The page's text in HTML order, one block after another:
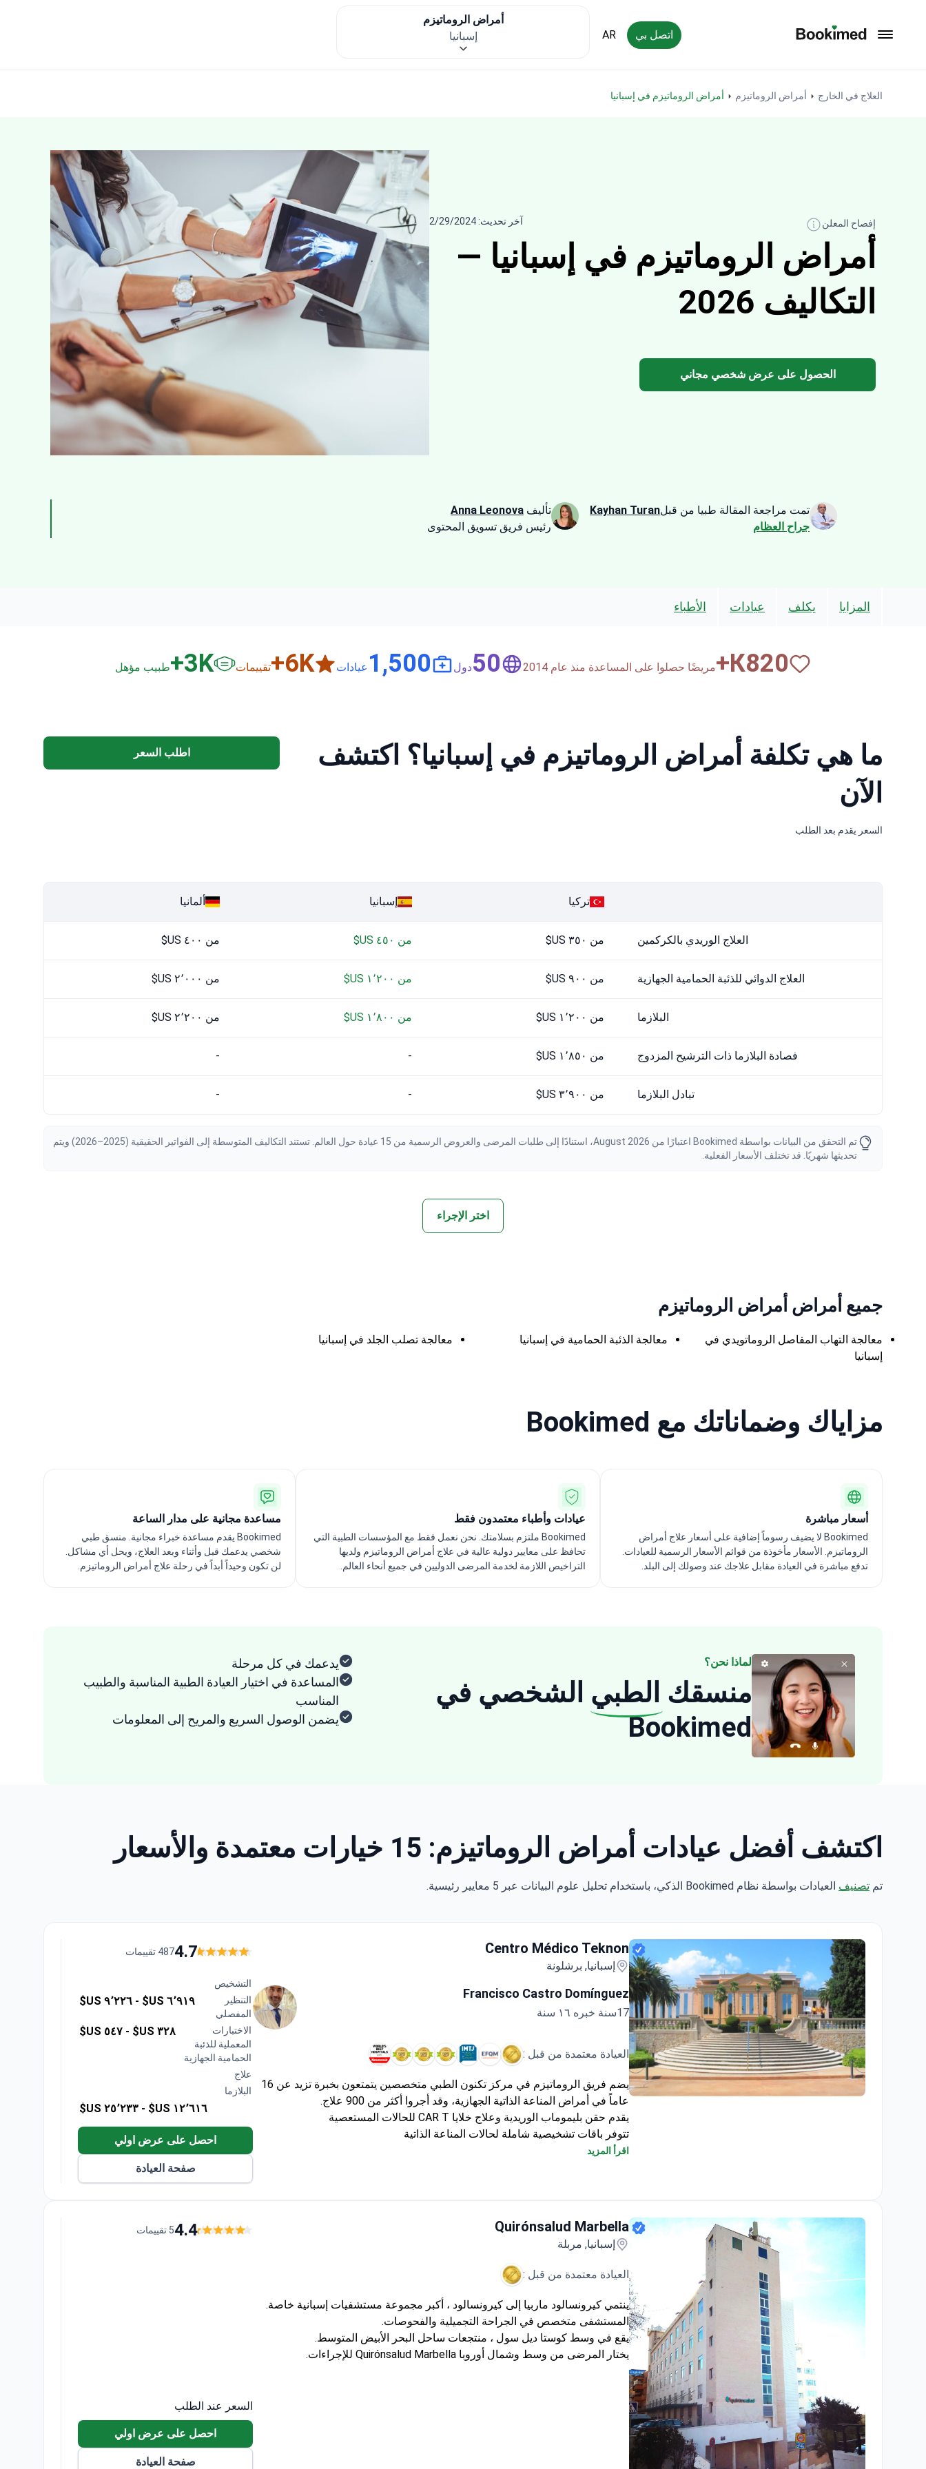
اتصل بي AR
العلاج في الخارج أمراض الروماتيزم أمراض الروماتيزم في إسبانيا
أمراض الروماتيزم
إسبانيا
إفصاح المعلن آخر تحديث: 2/29/2024
أمراض الروماتيزم في إسبانيا —
التكاليف 2026
الحصول على عرض شخصي مجاني
تمت مراجعة المقالة طبيا من قبلKayhan Turan
جراح العظام
تأليف Anna Leonova
رئيس فريق تسويق المحتوى
المزايا يكلف عيادات الأطباء
820
К+ مريضًا حصلوا على المساعدة منذ عام 2014 50دول 1,500 عيادات 6K+ تقييمات 3K+ طبيب مؤهل
ما هي تكلفة أمراض الروماتيزم في إسبانيا؟ اكتشف
الآن
السعر يقدم بعد الطلب
اطلب السعر
تركيا إسبانيا ألمانيا
العلاج الوريدي بالكركمين من ٣٥٠ US$ من ٤٥٠ US$ من ٤٠٠ US$
العلاج الدوائي للذئبة الحمامية الجهازية من ٩٠٠ US$ من ١٬٢٠٠ US$ من ٢٬٠٠٠ US$
البلازما من ١٬٢٠٠ US$ من ١٬٨٠٠ US$ من ٢٬٢٠٠ US$
فصادة البلازما ذات الترشيح المزدوج من ١٬٨٥٠ US$ -
-
تبادل البلازما من ٣٬٩٠٠ US$ -
-
تم التحقق من البيانات بواسطة Bookimed اعتبارًا من August 2026، استنادًا إلى طلبات المرضى والعروض الرسمية من 15 عيادة حول العالم. تستند التكاليف المتوسطة إلى الفواتير الحقيقية (2025–2026) ويتم
تحديثها شهريًا. قد تختلف الأسعار الفعلية.
اختر الإجراء
جميع أمراض أمراض الروماتيزم
معالجة التهاب المفاصل الروماتويدي في
إسبانيا
معالجة الذئبة الحمامية في إسبانيا معالجة تصلب الجلد في إسبانيا
مزاياك وضماناتك مع Bookimed
أسعار مباشرة
Bookimed لا يضيف رسوماً إضافية على أسعار علاج أمراض
الروماتيزم. الأسعار مأخوذة من قوائم الأسعار الرسمية للعيادات.
تدفع مباشرة في العيادة مقابل علاجك عند وصولك إلى البلد.
عيادات وأطباء معتمدون فقط
Bookimed ملتزم بسلامتك. نحن نعمل فقط مع المؤسسات الطبية التي
تحافظ على معايير دولية عالية في علاج أمراض الروماتيزم ولديها
التراخيص اللازمة لخدمة المرضى الدوليين في جميع أنحاء العالم.
مساعدة مجانية على مدار الساعة
Bookimed يقدم مساعدة خبراء مجانية. منسق طبي
شخصي يدعمك قبل وأثناء وبعد العلاج، ويحل أي مشاكل.
لن تكون وحيداً أبداً في رحلة علاج أمراض الروماتيزم.
لماذا نحن؟
منسقك الطبي الشخصي في
Bookimed
يدعمك في كل مرحلة
المساعدة في اختيار العيادة الطبية المناسبة والطبيب
المناسب
يضمن الوصول السريع والمريح إلى المعلومات
اكتشف أفضل عيادات أمراض الروماتيزم: 15 خيارات معتمدة والأسعار
تم تصنيف العيادات بواسطة نظام Bookimed الذكي، باستخدام تحليل علوم البيانات عبر 5 معايير رئيسية.
العيادة الأعلى تقييمًا في أمراض الروماتيزم
Centro Médico Teknon
إسبانيا, برشلونة
Francisco Castro Domínguez
العيادة معتمدة من قبل :
عاماً في أمراض المناعة الذاتية الجهازية، وقد أجروا أكثر من 900 علاج.
يقدم حقن بليموماب الوريدية وعلاج خلايا CAR T للحالات المستعصية
تتوفر باقات تشخيصية شاملة لحالات المناعة الذاتية
4.7487 تقييمات
التشخيص
التنظير
المفصلي
٦٬٩١٩ US$ - ٩٬٢٢٦ US$
الاختبارات
المعملية للذئبة
الحمامية الجهازية
٣٢٨ US$ - ٥٤٧ US$
علاج
البلازما
١٢٬٦١٦ US$ - ٢٥٬٢٣٣ US$
احصل على عرض اولي
صفحة العيادة
Quirónsalud Marbella
إسبانيا, مربلة
العيادة معتمدة من قبل :
ينتمي كيرونسالود ماربيا إلى كيرونسالود ، أكبر مجموعة مستشفيات إسبانية خاصة.
المستشفى متخصص في الجراحة التجميلية والفحوصات.
يقع في وسط كوستا ديل سول ، منتجعات ساحل البحر الأبيض المتوسط.
يختار المرضى من وسط وشمال أوروبا Quirónsalud Marbella للإجراءات.
4.45 تقييمات
السعر عند الطلب
احصل على عرض اولي
صفحة العيادة